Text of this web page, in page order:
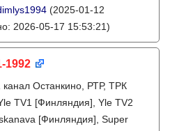
(2025-01-12
2026-05-17 15:53:21)
1992
канал Останкино, РТР, ТРК
TV1 [Финляндия], Yle TV2
[Финляндия], Super